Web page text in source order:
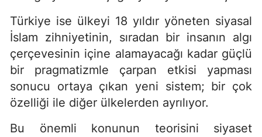
Türkiye ise ülkeyi 18 yıldır yöneten siyasal
İslam zihniyetinin, sıradan bir insanın algı
çerçevesinin içine alamayacağı kadar güçlü
bir pragmatizmle çarpan etkisi yapması
sonucu ortaya çıkan yeni sistem; bir çok
özelliği ile diğer ülkelerden ayrılıyor.
Bu önemli konunun teorisini siyaset